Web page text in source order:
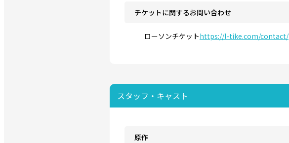
チケットに関するお問い合わせ
ローソンチケットhttps://l-tike.com/contact/
スタッフ・キャスト
原作